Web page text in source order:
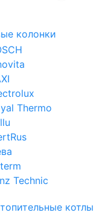
колонки
Thermo
Technic
котлы